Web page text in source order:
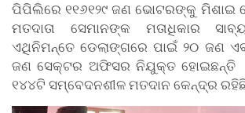
ପିପିଲିରେ ୧୧୬୧୨୯ ଜଣ ଭୋଟରଙ୍କୁ ମିଶାଇ
ମତଦାତା ସେମାନଙ୍କ ମତାଧିକାର
ଏଥିନିମନ୍ତେ ଡେଲାଙ୍ଗରେ ପାଇଁ ୨୦ ଜଣ
ଜଣ ସେକ୍ଟର ଅଫିସର ନିଯୁକ୍ତ ହୋଇଛନ୍ତି
୧୪୪ଟି ସମ୍ବେଦନଶୀଳ ମତଦାନ କେନ୍ଦ୍ର